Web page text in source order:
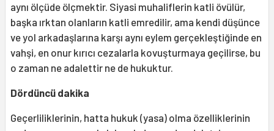
aynı ölçüde ölçmektir. Siyasi muhaliflerin katli övülür,
başka ırktan olanların katli emredilir, ama kendi düşünce
ve yol arkadaşlarına karşı aynı eylem gerçekleştiğinde en
vahşi, en onur kırıcı cezalarla kovuşturmaya geçilirse, bu
o zaman ne adalettir ne de hukuktur.
Dördüncü dakika
Geçerliliklerinin, hatta hukuk (yasa) olma özelliklerinin